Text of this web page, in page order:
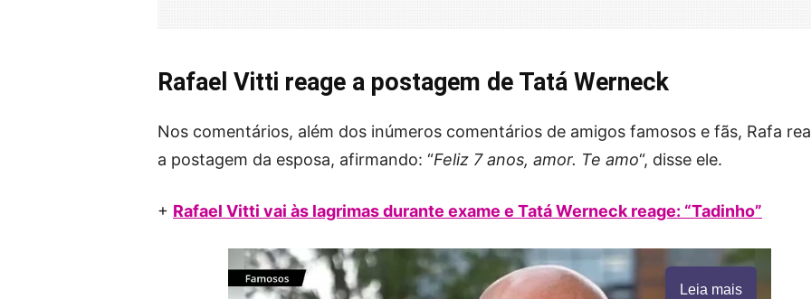
Rafael Vitti reage a postagem de Tatá Werneck
Nos comentários, além dos inúmeros comentários de amigos famosos e fãs, Rafa
a postagem da esposa, afirmando: “Feliz 7 anos, amor. Te amo“, disse ele.
+ Rafael Vitti vai às lagrimas durante exame e Tatá Werneck reage: “Tadinho”
Leia mais